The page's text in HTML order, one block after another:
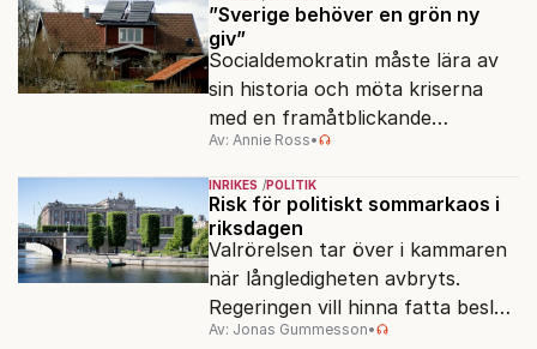
”Sverige behöver en grön ny
giv”
Socialdemokratin måste lära av
sin historia och möta kriserna
med en framåtblickande
strukturpolitik för att göra
Sverige långsiktigt hållbart,
jämlikt och kriståligt.
Av: Annie Ross•
INRIKES POLITIK
Risk för politiskt sommarkaos i
riksdagen
Valrörelsen tar över i kammaren
när långledigheten avbryts.
Regeringen vill hinna fatta beslut
före valet – men oppositionen
Av: Jonas Gummesson•